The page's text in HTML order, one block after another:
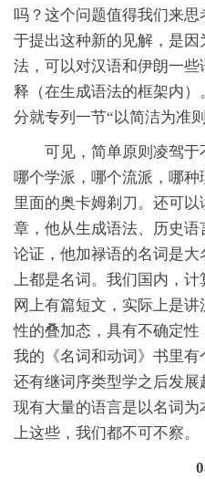
吗？这个问题值得我们来
于提出这种新的见解，是
法，可以对汉语和伊朗一
释（在生成语法的框架内
分就专列一节“以简洁为准则
可见，简单原则凌驾于
哪个学派，哪个流派，哪
里面的奥卡姆剃刀。还可以
章，他从生成语法、历史
论证，他加禄语的名词是
上都是名词。我们国内，
网上有篇短文，实际上是
性的叠加态，具有不确定性
我的《名词和动词》书里有
还有继词序类型学之后发
现有大量的语言是以名词
上这些，我们都不可不察。